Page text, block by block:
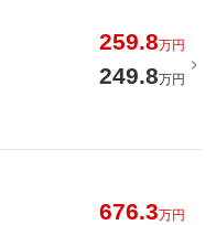
259.8万円
249.8万円
676.3万円